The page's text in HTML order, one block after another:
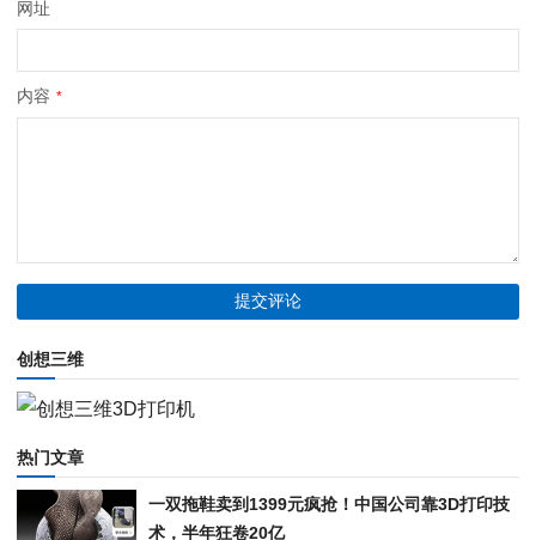
网址
内容 *
创想三维
热门文章
一双拖鞋卖到1399元疯抢！中国公司靠3D打印技
术，半年狂卷20亿